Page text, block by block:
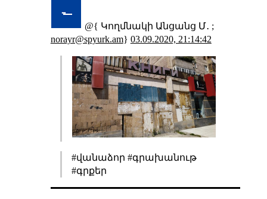
@{ Կողմնակի Անցանց Մ․ ;
norayr@spyurk.am} 03.09.2020, 21:14:42
#վանաձոր #գրախանութ
#գրքեր